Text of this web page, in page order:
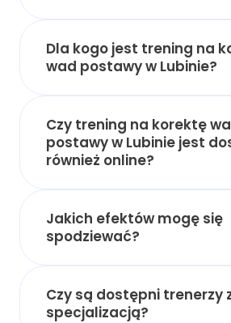
Dla kogo jest trening na
wad postawy w Lubinie?
Czy trening na korektę
postawy w Lubinie jest
również online?
Jakich efektów mogę się
spodziewać?
Czy są dostępni trenerzy
specjalizacją?